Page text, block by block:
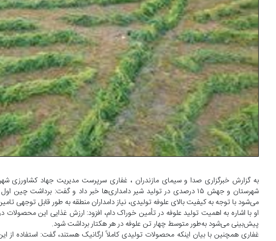
شهرستان و جهش ۱۵ درصدی در تولید شیر دامداری‌ها خبر داد و گفت:
می‌شود با توجه به کیفیت بالای علوفه تولیدی، نیاز دامداران منطقه به طور قابل توجهی
او با اشاره به اهمیت تولید علوفه در تأمین خوراک دام، افزود: ارزش غذایی این محصولات
پیش‌بینی می‌شود به‌طور متوسط چهار تن علوفه در هر هکتار برداشت شود.